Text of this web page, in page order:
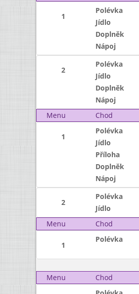
1
Polévka
Jídlo
Doplněk
Nápoj
2
Polévka
Jídlo
Doplněk
Nápoj
Menu
Chod
1
Polévka
Jídlo
Příloha
Doplněk
Nápoj
2
Polévka
Jídlo
Menu
Chod
1
Polévka
Menu
Chod